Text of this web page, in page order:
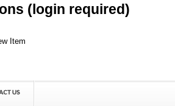
(login required)
Item